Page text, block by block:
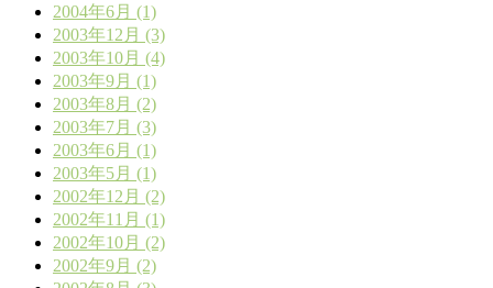
2004年6月 (1)
2003年12月 (3)
2003年10月 (4)
2003年9月 (1)
2003年8月 (2)
2003年7月 (3)
2003年6月 (1)
2003年5月 (1)
2002年12月 (2)
2002年11月 (1)
2002年10月 (2)
2002年9月 (2)